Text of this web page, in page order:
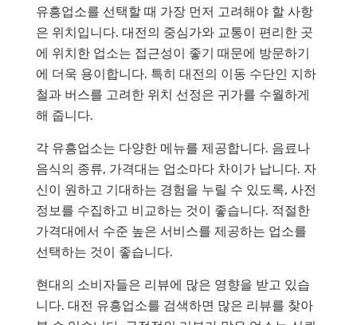
유흥업소를 선택할 때 가장 먼저 고려해야 할 사항
은 위치입니다. 대전의 중심가와 교통이 편리한 곳
에 위치한 업소는 접근성이 좋기 때문에 방문하기
에 더욱 용이합니다. 특히 대전의 이동 수단인 지하
철과 버스를 고려한 위치 선정은 귀가를 수월하게
해 줍니다.
각 유흥업소는 다양한 메뉴를 제공합니다. 음료나
음식의 종류, 가격대는 업소마다 차이가 납니다. 자
신이 원하고 기대하는 경험을 누릴 수 있도록, 사전
정보를 수집하고 비교하는 것이 좋습니다. 적절한
가격대에서 수준 높은 서비스를 제공하는 업소를
선택하는 것이 좋습니다.
현대의 소비자들은 리뷰에 많은 영향을 받고 있습
니다. 대전 유흥업소를 검색하면 많은 리뷰를 찾아